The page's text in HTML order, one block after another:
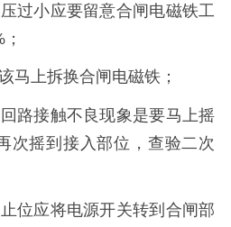
过小应要留意合闸电磁铁工
马上拆换合闸电磁铁；
路接触不良现象是要马上摇
次摇到接入部位，查验二次
位应将电源开关转到合闸部